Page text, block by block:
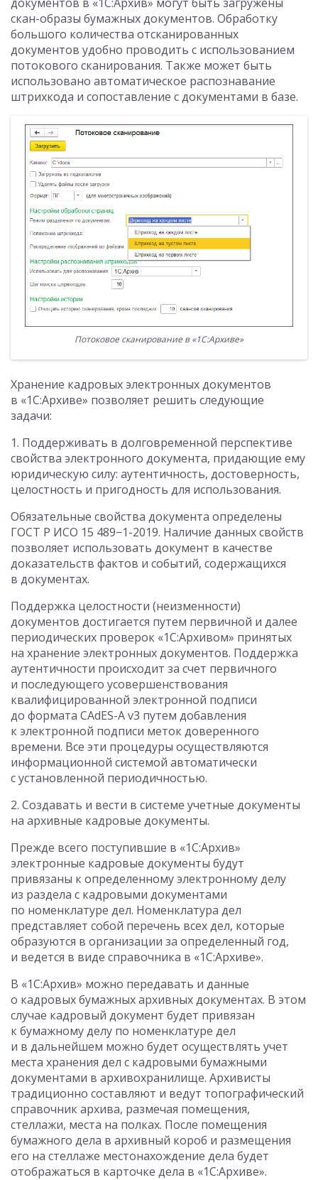
скан-образы бумажных документов. Обработку
большого количества отсканированных
документов удобно проводить с использованием
потокового сканирования. Также может быть
использовано автоматическое распознавание
штрихкода и сопоставление с документами в базе.
Потоковое сканирование в «1С:Архиве»
Хранение кадровых электронных документов
в «1С:Архиве» позволяет решить следующие
задачи:
1. Поддерживать в долговременной перспективе
свойства электронного документа, придающие ему
юридическую силу: аутентичность, достоверность,
целостность и пригодность для использования.
Обязательные свойства документа определены
ГОСТ Р ИСО 15 489−1-2019. Наличие данных свойств
позволяет использовать документ в качестве
доказательств фактов и событий, содержащихся
в документах.
Поддержка целостности (неизменности)
документов достигается путем первичной и далее
периодических проверок «1С:Архивом» принятых
на хранение электронных документов. Поддержка
аутентичности происходит за счет первичного
и последующего усовершенствования
квалифицированной электронной подписи
до формата CAdES-A v3 путем добавления
к электронной подписи меток доверенного
времени. Все эти процедуры осуществляются
информационной системой автоматически
с установленной периодичностью.
2. Создавать и вести в системе учетные документы
на архивные кадровые документы.
Прежде всего поступившие в «1С:Архив»
электронные кадровые документы будут
привязаны к определенному электронному делу
из раздела с кадровыми документами
по номенклатуре дел. Номенклатура дел
представляет собой перечень всех дел, которые
образуются в организации за определенный год,
и ведется в виде справочника в «1С:Архиве».
В «1С:Архив» можно передавать и данные
о кадровых бумажных архивных документах. В этом
случае кадровый документ будет привязан
к бумажному делу по номенклатуре дел
и в дальнейшем можно будет осуществлять учет
места хранения дел с кадровыми бумажными
документами в архивохранилище. Архивисты
традиционно составляют и ведут топографический
справочник архива, размечая помещения,
стеллажи, места на полках. После помещения
бумажного дела в архивный короб и размещения
его на стеллаже местонахождение дела будет
отображаться в карточке дела в «1С:Архиве».